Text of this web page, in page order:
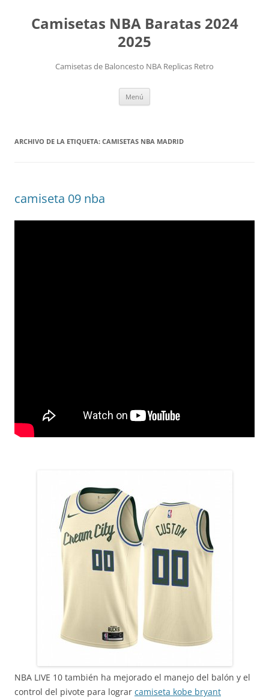
Camisetas NBA Baratas 2024
2025
Camisetas de Baloncesto NBA Replicas Retro
Menú
ARCHIVO DE LA ETIQUETA: CAMISETAS NBA MADRID
camiseta 09 nba
NBA LIVE 10 también ha mejorado el manejo del balón y el
control del pivote para lograr camiseta kobe bryant